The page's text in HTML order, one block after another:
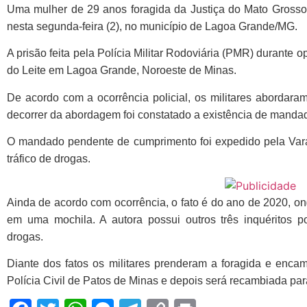
Uma mulher de 29 anos foragida da Justiça do Mato
nesta segunda-feira (2), no município de Lagoa Grande/MG.
A prisão feita pela Polícia Militar Rodoviária (PMR) durante
do Leite em Lagoa Grande, Noroeste de Minas.
De acordo com a ocorrência policial, os militares
decorrer da abordagem foi constatado a existência de
O mandado pendente de cumprimento foi expedido pela
tráfico de drogas.
Ainda de acordo com ocorrência, o fato é do ano de 2020,
em uma mochila. A autora possui outros três inquéritos
drogas.
Diante dos fatos os militares prenderam a foragida e
Polícia Civil de Patos de Minas e depois será recambiada